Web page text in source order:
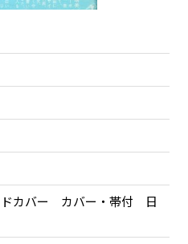
カバー カバー・帯付 日